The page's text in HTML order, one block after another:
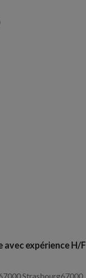
expérience H/F
Strasbourg67000